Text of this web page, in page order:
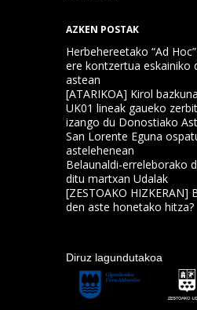
AZKEN POSTAK
Herbehereetako “Ad
ere kontzertua eskainiko
astean
[ATARIKOA] Kirol
UK01 lineak gaueko
izango du Donostiako
San Lorente Eguna
astelehenean
Belaunaldi-erreleborako
ditu martxan Udalak
[ZESTOAKO HIZKERAN]
den aste honetako hitza?
Diruz lagundutakoa